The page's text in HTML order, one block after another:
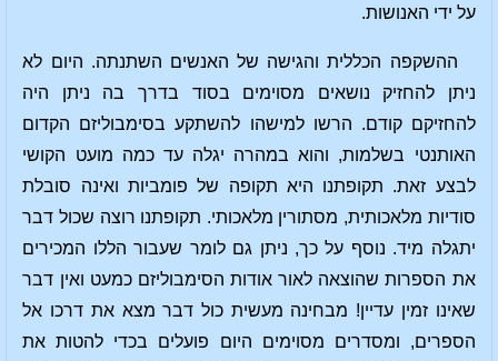
על ידי האנושות.
ההשקפה הכללית והגישה של האנשים השתנתה. היום לא
ניתן להחזיק נושאים מסוימים בסוד בדרך בה ניתן היה
להחזיקם קודם. הרשו למישהו להשתקע בסימבוליזם הקדום
האותנטי בשלמות, והוא במהרה יגלה עד כמה מועט הקושי
לבצע זאת. תקופתנו היא תקופה של פומביות ואינה סובלת
סודיות מלאכותית, מסתורין מלאכותי. תקופתנו רוצה שכול דבר
יתגלה מיד. נוסף על כך, ניתן גם לומר שעבור הללו המכירים
את הספרות שהוצאה לאור אודות הסימבוליזם כמעט ואין דבר
שאינו זמין עדיין! מבחינה מעשית כול דבר מצא את דרכו אל
הספרים, ומסדרים מסוימים היום פועלים בכדי להטות את